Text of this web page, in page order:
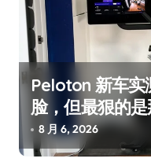
Peloton 新车实
脸，但最狠的
8 月 6, 2026